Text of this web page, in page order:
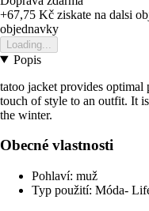
+67,75 Kč ziskate na dalsi
objednavky
Loading...
Popis
tatoo jacket provides optimal
touch of style to an outfit. It
the winter.
Obecné vlastnosti
Pohlaví: muž
Typ použití: Móda-